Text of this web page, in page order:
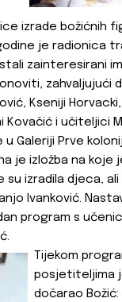
izrade božićnih
je radionica
zainteresirani
zahvaljujući
Kseniji
Kovačić i učiteljici
u Galeriji Prve
je izložba na koje
su izradila djeca,
Ivanković.
program s
Tijekom
posjetiteljima
dočarao Božić: